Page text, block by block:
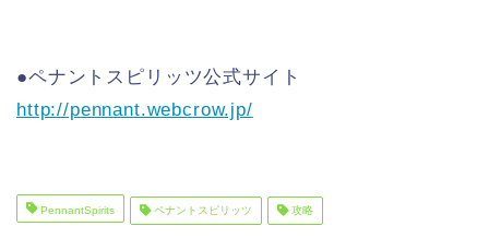
●ペナントスピリッツ公式サイト
http://pennant.webcrow.jp/
PennantSpirits ペナントスピリッツ 攻略